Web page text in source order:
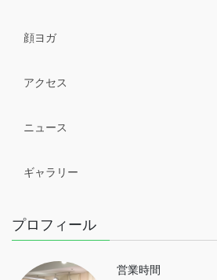
顔ヨガ
アクセス
ニュース
ギャラリー
プロフィール
営業時間